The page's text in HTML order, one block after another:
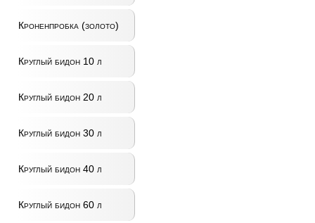
Кроненпробка (золото)
Круглый бидон 10 л
Круглый бидон 20 л
Круглый бидон 30 л
Круглый бидон 40 л
Круглый бидон 60 л